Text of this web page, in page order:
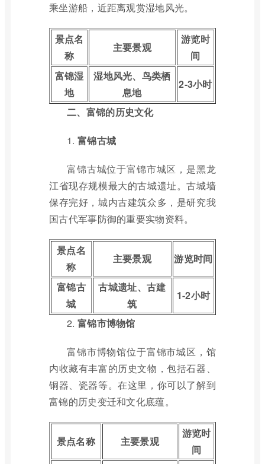
乘坐游船，近距离观赏湿地风光。
景点名
称
主要景观
游览时
间
富锦湿
地
湿地风光、鸟类栖
息地
2-3小时
二、富锦的历史文化
1. 富锦古城
富锦古城位于富锦市城区，是黑龙
江省现存规模最大的古城遗址。古城墙
保存完好，城内古建筑众多，是研究我
国古代军事防御的重要实物资料。
景点名
称
主要景观 游览时间
富锦古
城
古城遗址、古建
筑
1-2小时
2. 富锦市博物馆
富锦市博物馆位于富锦市城区，馆
内收藏有丰富的历史文物，包括石器、
铜器、瓷器等。在这里，你可以了解到
富锦的历史变迁和文化底蕴。
景点名称 主要景观
游览时
间